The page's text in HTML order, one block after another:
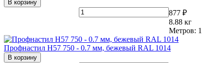
В корзину
877 ₽
8.88 кг
Метров: 1
Профнастил Н57 750 - 0.7 мм, бежевый RAL 1014
В корзину